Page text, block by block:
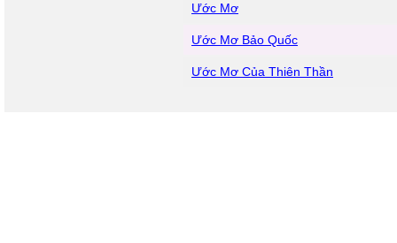
Ước Mơ
Ước Mơ Bảo Quốc
Ước Mơ Của Thiên Thần